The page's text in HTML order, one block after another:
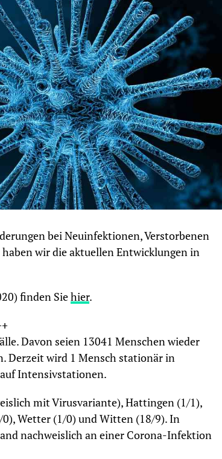
bei Neuinfektionen, Verstorbenen
wir die aktuellen Entwicklungen in
finden Siehier.
Davon seien 13041 Menschen wieder
Derzeit wird 1 Mensch stationär in
Intensivstationen.
mit Virusvariante), Hattingen (1/1),
0), Wetter (1/0) und Witten (18/9). In
nachweislich an einer Corona-Infektion